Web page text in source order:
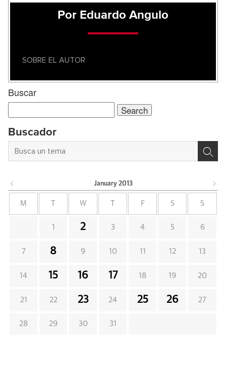
Por Eduardo Angulo
SOBRE EL AUTOR
Buscar
Search
for:
Buscador
January 2013
M W F S S
1 2 3 4 5 6
7 8 9 10 11 12 13
14 15 16 17 18 19 20
21 22 23 24 25 26 27
28 29 30 31